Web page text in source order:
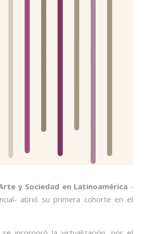
y Sociedad en Latinoamérica-
abrió su primera cohorte en el